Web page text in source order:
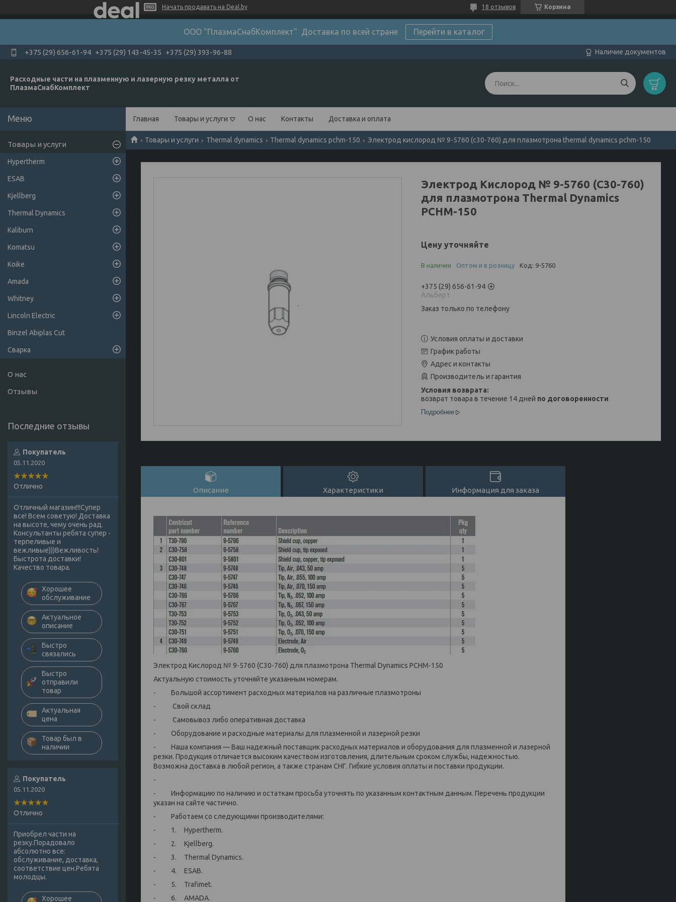
Начать продавать на Deal.by Корзина
18 отзывов
ООО "ПлазмаСнабКомплект" Доставка по всей стране Перейти в каталог
+375 (29) 656-61-94 +375 (29) 143-45-35 +375 (29) 393-96-88 Наличие документов
Расходные части на плазменную и лазерную резку металла от
ПлазмаСнабКомплект
Главная Товары и услуги О нас Контакты Доставка и оплата
Товары и услуги Thermal dynamics Thermal dynamics pchm-150 Электрод кислород № 9-5760 (c30-760) для плазмотрона thermal dynamics pchm-150
Электрод Кислород № 9-5760 (C30-760)
для плазмотрона Thermal Dynamics
PCHM-150
Цену уточняйте
В наличии Оптом и в розницу Код: 9-5760
+375 (29) 656-61-94
Альберт
Заказ только по телефону
Условия оплаты и доставки
График работы
Адрес и контакты
Производитель и гарантия
возврат товара в течение 14 дней по договоренности
Подробнее
Описание Характеристики Информация для заказа
Электрод Кислород № 9-5760 (C30-760) для плазмотрона Thermal Dynamics PCHM-150
Актуальную стоимость уточняйте указанным номерам.
- Большой ассортимент расходных материалов на различные плазмотроны
- Свой склад
- Самовывоз либо оперативная доставка
- Оборудование и расходные материалы для плазменной и лазерной резки
- Наша компания — Ваш надежный поставщик расходных материалов и оборудования для плазменной и лазерной
резки. Продукция отличается высоким качеством изготовления, длительным сроком службы, надежностью.
Возможна доставка в любой регион, а также странам СНГ. Гибкие условия оплаты и поставки продукции.
-
- Информацию по наличию и остаткам просьба уточнять по указанным контактным данным. Перечень продукции
указан на сайте частично.
- Работаем со следующими производителями:
- 1. Hypertherm.
- 2. Kjellberg.
- 3. Thermal Dynamics.
- 4. ESAB.
- 5. Trafimet.
- 6. AMADA.
Товары и услуги
Hypertherm
ESAB
Kjellberg
Thermal Dynamics
Kaliburn
Komatsu
Koike
Amada
Whitney
Lincoln Electric
Binzel Abiplas Cut
Сварка
О нас
Отзывы
Покупатель
05.11.2020
Отлично
Отличный магазин!!!Супер
все! Всем советую! Доставка
на высоте, чему очень рад.
Консультанты ребята супер -
терпеливые и
вежливые)))Вежливость!
Быстрота доставки!
Качество товара.
Хорошее
обслуживание
Актуальное
описание
Быстро
связались
Быстро
отправили
товар
Актуальная
цена
Товар был в
наличии
Покупатель
05.11.2020
Отлично
Приобрел части на
резку.Порадовало
абсолютно все:
обслуживание, доставка,
соответствие цен.Ребята
молодцы.
Хорошее